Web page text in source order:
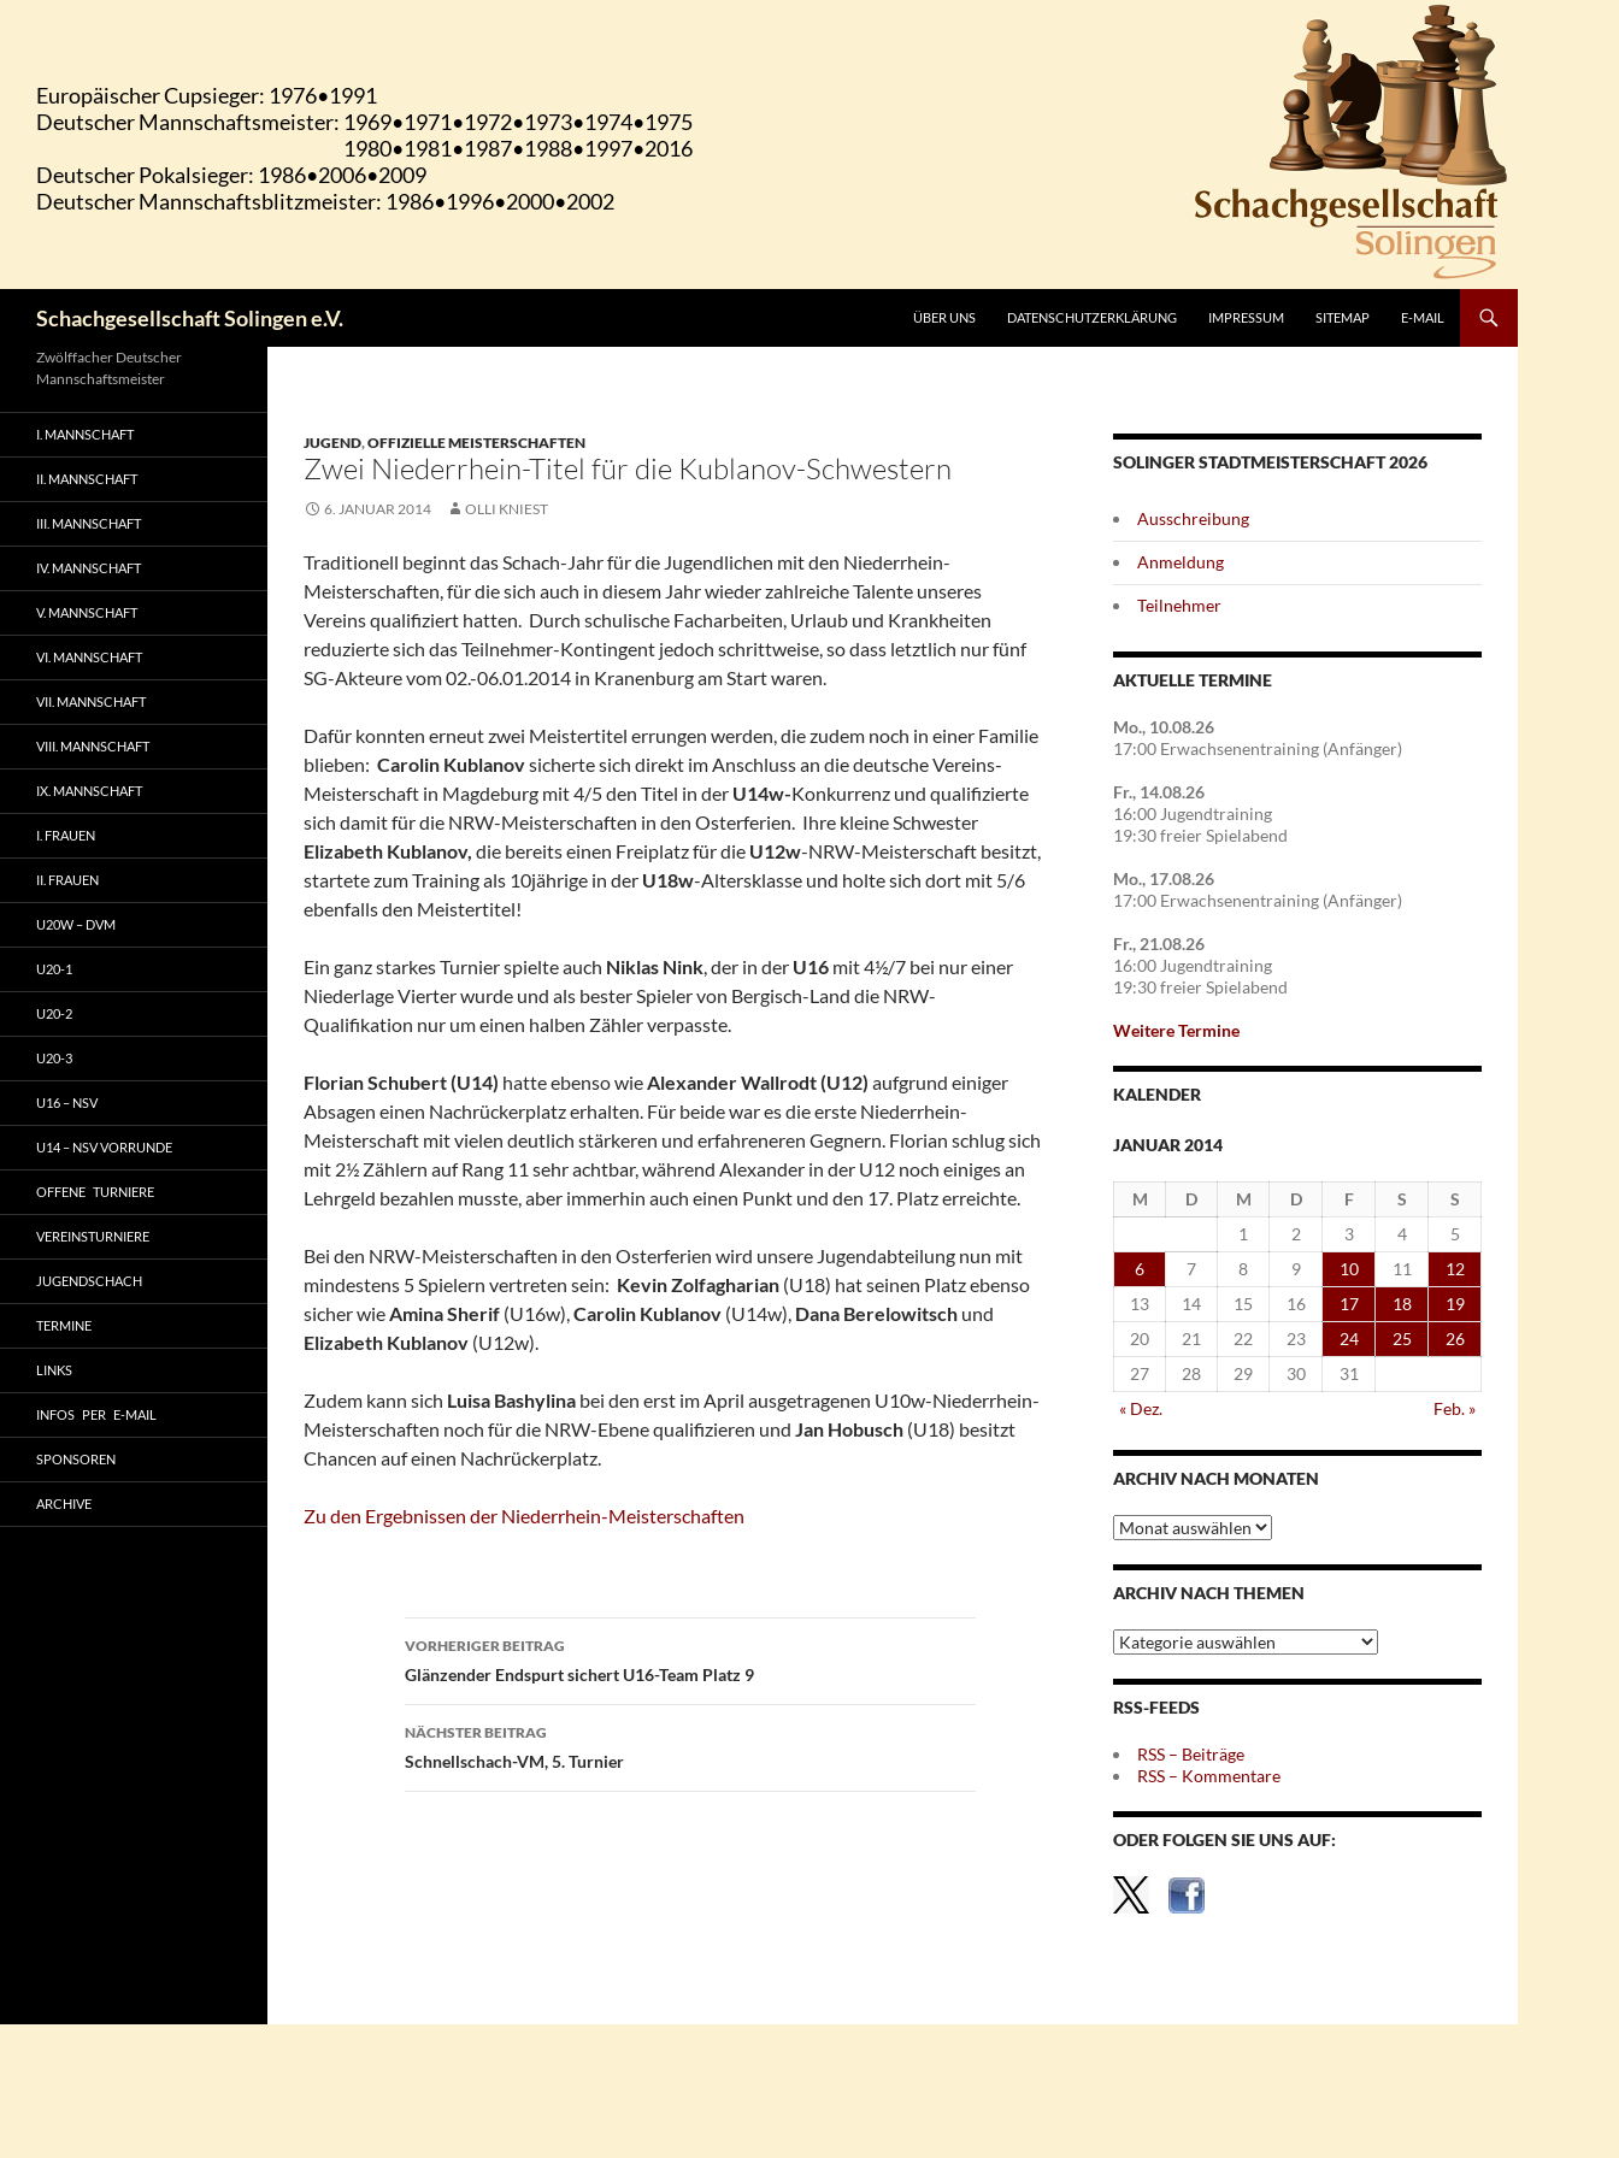
Schachgesellschaft Solingen e.V. ÜBER UNS DATENSCHUTZERKLÄRUNG IMPRESSUM SITEMAP E-MAIL
JUGEND,OFFIZIELLE MEISTERSCHAFTEN
Zwei Niederrhein-Titel für die Kublanov-Schwestern
6. JANUAR 2014 OLLI KNIEST
Traditionell beginnt das Schach-Jahr für die Jugendlichen mit den Niederrhein-
Meisterschaften, für die sich auch in diesem Jahr wieder zahlreiche Talente unseres
Vereins qualifiziert hatten. Durch schulische Facharbeiten, Urlaub und Krankheiten
reduzierte sich das Teilnehmer-Kontingent jedoch schrittweise, so dass letztlich nur fünf
SG-Akteure vom 02.-06.01.2014 in Kranenburg am Start waren.
Dafür konnten erneut zwei Meistertitel errungen werden, die zudem noch in einer Familie
blieben: Carolin Kublanovsicherte sich direkt im Anschluss an die deutsche Vereins-
Meisterschaft in Magdeburg mit 4/5 den Titel in der U14w-Konkurrenz und qualifizierte
sich damit für die NRW-Meisterschaften in den Osterferien. Ihre kleine Schwester
Elizabeth Kublanov, die bereits einen Freiplatz für die U12w-NRW-Meisterschaft besitzt,
startete zum Training als 10jährige in der U18w-Altersklasse und holte sich dort mit 5/6
ebenfalls den Meistertitel!
Ein ganz starkes Turnier spielte auch Niklas Nink, der in der U16 mit 4½/7 bei nur einer
Niederlage Vierter wurde und als bester Spieler von Bergisch-Land die NRW-
Qualifikation nur um einen halben Zähler verpasste.
Florian Schubert (U14) hatte ebenso wieAlexander Wallrodt (U12) aufgrund einiger
Absagen einen Nachrückerplatz erhalten. Für beide war es die erste Niederrhein-
Meisterschaft mit vielen deutlich stärkeren und erfahreneren Gegnern. Florian schlug sich
mit 2½ Zählern auf Rang 11 sehr achtbar, während Alexander in der U12 noch einiges an
Lehrgeld bezahlen musste, aber immerhin auch einen Punkt und den 17. Platz erreichte.
Bei den NRW-Meisterschaften in den Osterferien wird unsere Jugendabteilung nun mit
mindestens 5 Spielern vertreten sein: Kevin Zolfagharian (U18) hat seinen Platz ebenso
sicher wieAmina Sherif (U16w),Carolin Kublanov (U14w), Dana Berelowitsch und
Elizabeth Kublanov (U12w).
Zudem kann sich Luisa Bashylina bei den erst im April ausgetragenen U10w-Niederrhein-
Meisterschaften noch für die NRW-Ebene qualifizieren und Jan Hobusch (U18) besitzt
Chancen auf einen Nachrückerplatz.
Zu den Ergebnissen der Niederrhein-Meisterschaften
Beitragsnavigation
VORHERIGER BEITRAG
Glänzender Endspurt sichert U16-Team Platz 9
NÄCHSTER BEITRAG
Schnellschach-VM, 5. Turnier
SOLINGER STADTMEISTERSCHAFT 2026
Ausschreibung
Anmeldung
Teilnehmer
AKTUELLE TERMINE
Mo., 10.08.26
17:00 Erwachsenentraining (Anfänger)
Fr., 14.08.26
16:00 Jugendtraining
19:30 freier Spielabend
Mo., 17.08.26
17:00 Erwachsenentraining (Anfänger)
Fr., 21.08.26
16:00 Jugendtraining
19:30 freier Spielabend
Weitere Termine
KALENDER
JANUAR 2014
M D M D F S
S
1
2 3 4
5
6
7 8 9 10 11
12
13
14 15 16 17 18
19
20
21 22 23 24 25
26
27
28 29 30
31
« Dez.
Feb. »
ARCHIV NACH MONATEN
Archiv
nach
Monaten
ARCHIV NACH THEMEN
Archiv
nach
Themen
RSS-FEEDS
RSS – Beiträge
RSS – Kommentare
ODER FOLGEN SIE UNS AUF:
Zwölffacher Deutscher
Mannschaftsmeister
I. MANNSCHAFT
II. MANNSCHAFT
III. MANNSCHAFT
IV. MANNSCHAFT
V. MANNSCHAFT
VI. MANNSCHAFT
VII. MANNSCHAFT
VIII. MANNSCHAFT
IX. MANNSCHAFT
I. FRAUEN
II. FRAUEN
U20W – DVM
U20-1
U20-2
U20-3
U16 – NSV
U14 – NSV VORRUNDE
OFFENE TURNIERE
VEREINSTURNIERE
JUGENDSCHACH
TERMINE
LINKS
INFOS PER E-MAIL
SPONSOREN
ARCHIVE